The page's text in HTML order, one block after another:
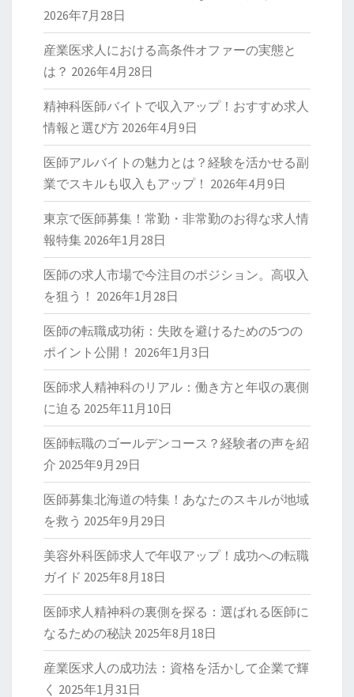
2026年7月28日
産業医求人における高条件オファーの実態と
は？ 2026年4月28日
精神科医師バイトで収入アップ！おすすめ求人
情報と選び方 2026年4月9日
医師アルバイトの魅力とは？経験を活かせる副
業でスキルも収入もアップ！ 2026年4月9日
東京で医師募集！常勤・非常勤のお得な求人情
報特集 2026年1月28日
医師の求人市場で今注目のポジション。高収入
を狙う！ 2026年1月28日
医師の転職成功術：失敗を避けるための5つの
ポイント公開！ 2026年1月3日
医師求人精神科のリアル：働き方と年収の裏側
に迫る 2025年11月10日
医師転職のゴールデンコース？経験者の声を紹
介 2025年9月29日
医師募集北海道の特集！あなたのスキルが地域
を救う 2025年9月29日
美容外科医師求人で年収アップ！成功への転職
ガイド 2025年8月18日
医師求人精神科の裏側を探る：選ばれる医師に
なるための秘訣 2025年8月18日
産業医求人の成功法：資格を活かして企業で輝
く 2025年1月31日